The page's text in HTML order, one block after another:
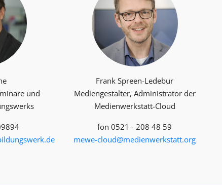
und
Frank Spreen-Ledebur
Mediengestalter, Administrator der
Medienwerkstatt-Cloud
fon 0521 - 208 48 59
mewe-cloud@medienwerkstatt.org